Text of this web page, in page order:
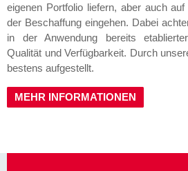
eigenen Portfolio liefern, aber auch
der Beschaffung eingehen. Dabei
in der Anwendung bereits
Qualität und Verfügbarkeit. Durch
bestens aufgestellt.
MEHR INFORMATIONEN